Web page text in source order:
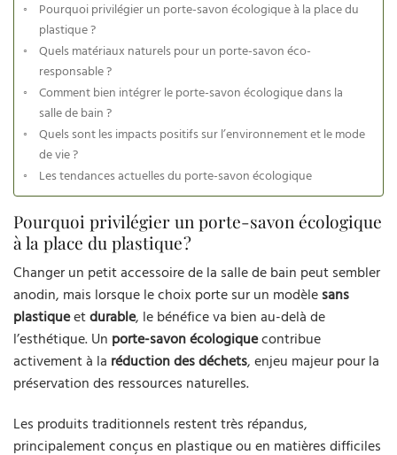
Pourquoi privilégier un porte-savon écologique à la place du
plastique ?
Quels matériaux naturels pour un porte-savon éco-
responsable ?
Comment bien intégrer le porte-savon écologique dans la
salle de bain ?
Quels sont les impacts positifs sur l’environnement et le mode
de vie ?
Les tendances actuelles du porte-savon écologique
Pourquoi privilégier un porte-savon écologique
à la place du plastique ?
Changer un petit accessoire de la salle de bain peut sembler
anodin, mais lorsque le choix porte sur un modèle sans
plastiqueetdurable, le bénéfice va bien au-delà de
l’esthétique. Un porte-savon écologiquecontribue
activement à la réduction des déchets, enjeu majeur pour la
préservation des ressources naturelles.
Les produits traditionnels restent très répandus,
principalement conçus en plastique ou en matières difficiles